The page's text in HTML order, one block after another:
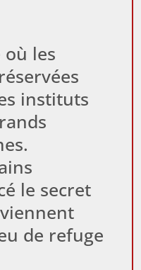
les
instituts
le secret
de refuge